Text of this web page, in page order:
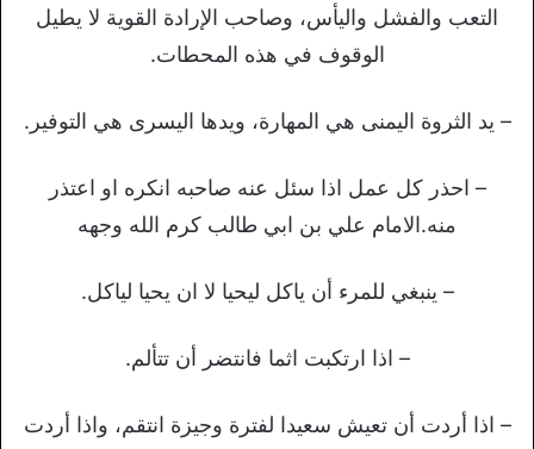
التعب والفشل واليأس، وصاحب الإرادة القوية لا يطيل
الوقوف في هذه المحطات.
– يد الثروة اليمنى هي المهارة، ويدها اليسرى هي التوفير.
– احذر كل عمل اذا سئل عنه صاحبه انكره او اعتذر
منه.الامام علي بن ابي طالب كرم الله وجهه
– ينبغي للمرء أن ياكل ليحيا لا ان يحيا لياكل.
– اذا ارتكبت اثما فانتضر أن تتألم.
– اذا أردت أن تعيش سعيدا لفترة وجيزة انتقم، واذا أردت